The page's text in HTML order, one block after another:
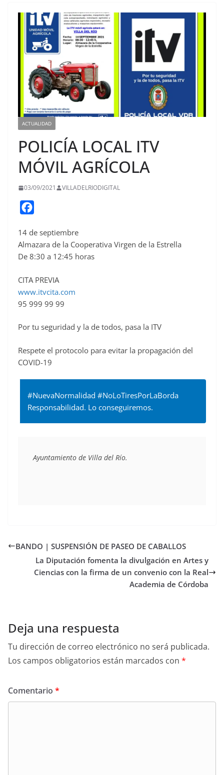
ACTUALIDAD
POLICÍA LOCAL ITV
MÓVIL AGRÍCOLA
03/09/2021 VILLADELRIODIGITAL
c
e
o
o
k
14 de septiembre
Almazara de la Cooperativa Virgen de la Estrella
De 8:30 a 12:45 horas
CITA PREVIA
www.itvcita.com
95 999 99 99
Por tu seguridad y la de todos, pasa la ITV
Respete el protocolo para evitar la propagación del
COVID-19
#NuevaNormalidad #NoLoTiresPorLaBorda
Responsabilidad. Lo conseguiremos.
Ayuntamiento de Villa del Río.
BANDO | SUSPENSIÓN DE PASEO DE CABALLOS
La Diputación fomenta la divulgación en Artes y
Ciencias con la firma de un convenio con la Real
Academia de Córdoba
Deja una respuesta
Tu dirección de correo electrónico no será publicada.
Los campos obligatorios están marcados con *
Comentario *